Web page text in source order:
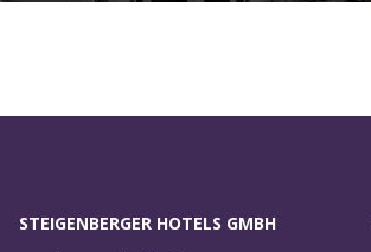
STEIGENBERGER HOTELS GMBH